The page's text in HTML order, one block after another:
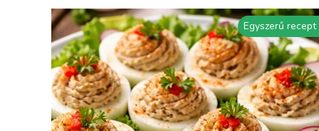
Egyszerű recept